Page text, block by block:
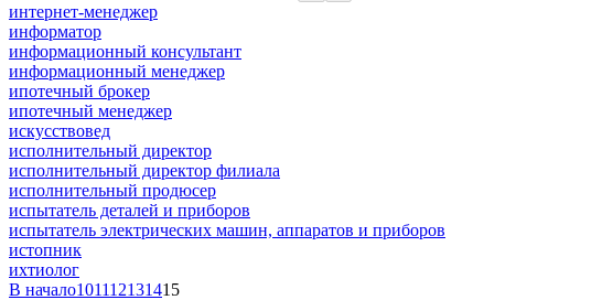
интернет-менеджер
информатор
информационный консультант
информационный менеджер
ипотечный брокер
ипотечный менеджер
искусствовед
исполнительный директор
исполнительный директор филиала
исполнительный продюсер
испытатель деталей и приборов
испытатель электрических машин, аппаратов и приборов
истопник
ихтиолог
В начало101112131415